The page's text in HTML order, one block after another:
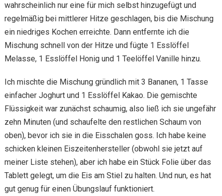
wahrscheinlich nur eine für mich selbst hinzugefügt und
regelmäßig bei mittlerer Hitze geschlagen, bis die Mischung
ein niedriges Kochen erreichte. Dann entfernte ich die
Mischung schnell von der Hitze und fügte 1 Esslöffel
Melasse, 1 Esslöffel Honig und 1 Teelöffel Vanille hinzu.
Ich mischte die Mischung gründlich mit 3 Bananen, 1 Tasse
einfacher Joghurt und 1 Esslöffel Kakao. Die gemischte
Flüssigkeit war zunächst schaumig, also ließ ich sie ungefähr
zehn Minuten (und schaufelte den restlichen Schaum von
oben), bevor ich sie in die Eisschalen goss. Ich habe keine
schicken kleinen Eiszeitenhersteller (obwohl sie jetzt auf
meiner Liste stehen), aber ich habe ein Stück Folie über das
Tablett gelegt, um die Eis am Stiel zu halten. Und nun, es hat
gut genug für einen Übungslauf funktioniert.